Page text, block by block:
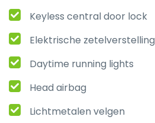
Keyless central door lock
Elektrische zetelverstelling
Daytime running lights
Head airbag
Lichtmetalen velgen